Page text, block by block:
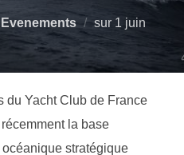
Evenements sur Publié
le
1 juin
du Yacht Club de France
la base
stratégique